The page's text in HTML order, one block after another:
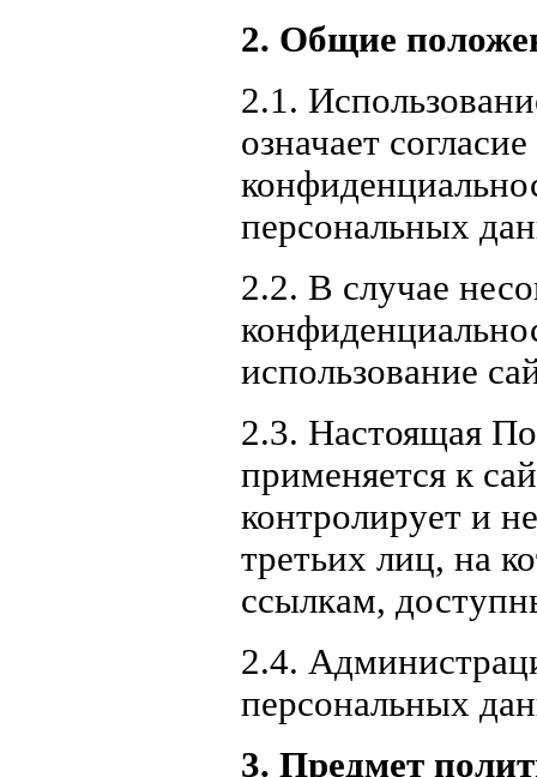
2. Общие
2.1.
означает
персональных
2.2. В случае
использование
2.3. Настоящая
применяется к
контролирует и
третьих лиц, на
ссылкам,
2.4.
персональных
3. Предмет